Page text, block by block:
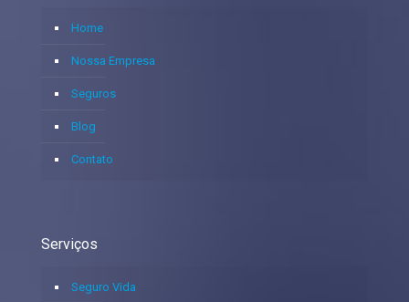
Home
Nossa Empresa
Seguros
Blog
Contato
Serviços
Seguro Vida